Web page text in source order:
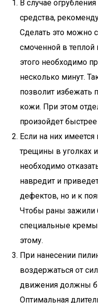
В случае
средства,
Сделать это можно
смоченной в теплой
этого необходимо
несколько минут.
позволит избежать
кожи. При этом
произойдет быстрее
Если на них
трещины в уголках
необходимо
навредит и
дефектов, но и к
Чтобы раны зажили
специальные
этому.
При нанесении
воздержаться от
движения должны
Оптимальная